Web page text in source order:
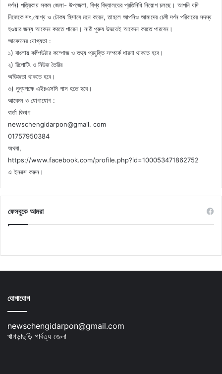
দর্পন) পত্রিকায় সকল জেলা- উপজেলা, বিশ্ব বিদ্যালয়ের প্রতিনিধি নিয়োগ চলছে। আপনি যদি
নিজেকে সৎ,যোগ্য ও চৌকষ হিসাবে মনে করেন, তাহলে আপনিও আমাদের চেঙ্গী দর্পন পরিবারের সদস্য
হওয়ার জন্য আবেদন করতে পারেন। নারী পুরুষ উভয়েই আবেদন করতে পারবেন।
আবেদনের যোগ্যতা :
১) বাংলায় কম্পিউটার কম্পোজ ও তথ্য প্রযুক্তি সম্পর্কে ধারনা থাকতে হবে।
২) রিপোটিং ও নিউজ তৈরির
অভিজ্ঞতা থাকতে হবে।
৩) নুন্যপক্ষে এইচএসসি পাস হতে হবে।
আবেদন ও যোগাযোগ :
বার্তা বিভাগ
newschengidarpon@gmail. com
01757950384
অথবা,
https://www.facebook.com/profile.php?id=100053471862752
এ ইনবক্স করুন।
ফেসবুকে আমরা
যোগাযোগ
newschengidarpon@gmail.com
খাগড়াছড়ি পার্বত্য জেলা